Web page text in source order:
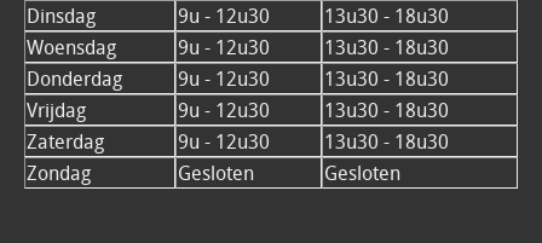
Dinsdag
9u - 12u30
13u30 - 18u30
Woensdag
9u - 12u30
13u30 - 18u30
Donderdag
9u - 12u30
13u30 - 18u30
Vrijdag
9u - 12u30
13u30 - 18u30
Zaterdag
9u - 12u30
13u30 - 18u30
Zondag
Gesloten Gesloten